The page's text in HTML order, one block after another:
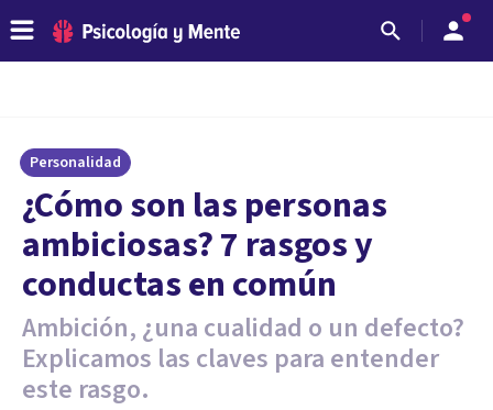
Personalidad
¿Cómo son las personas
ambiciosas? 7 rasgos y
conductas en común
Ambición, ¿una cualidad o un defecto?
Explicamos las claves para entender
este rasgo.